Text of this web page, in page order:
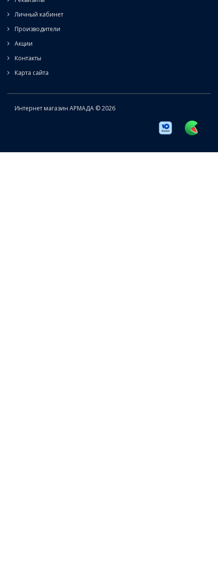
Личный кабинет
Производители
Акции
Контакты
Карта сайта
Интернет магазин АРМАДА © 2026